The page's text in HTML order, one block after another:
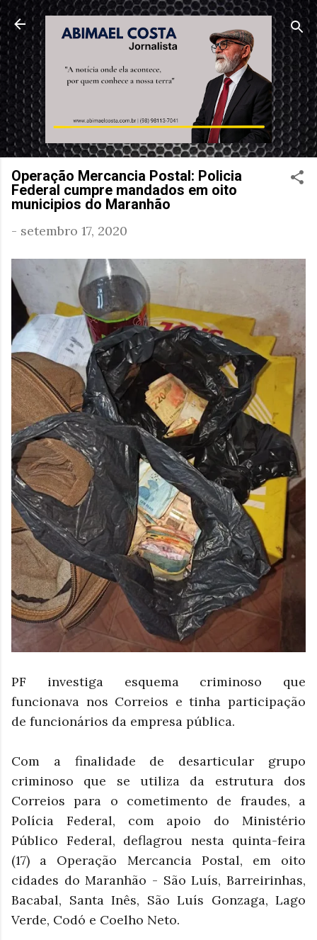
Pular para o conteúdo principal
Operação Mercancia Postal: Policia
Federal cumpre mandados em oito
municipios do Maranhão
- setembro 17, 2020
PF investiga esquema criminoso que
funcionava nos Correios e tinha participação
de funcionários da empresa pública.
Com a finalidade de desarticular grupo
criminoso que se utiliza da estrutura dos
Correios para o cometimento de fraudes, a
Polícia Federal, com apoio do Ministério
Público Federal, deflagrou nesta quinta-feira
(17) a Operação Mercancia Postal, em oito
cidades do Maranhão - São Luís, Barreirinhas,
Bacabal, Santa Inês, São Luís Gonzaga, Lago
Verde, Codó e Coelho Neto.